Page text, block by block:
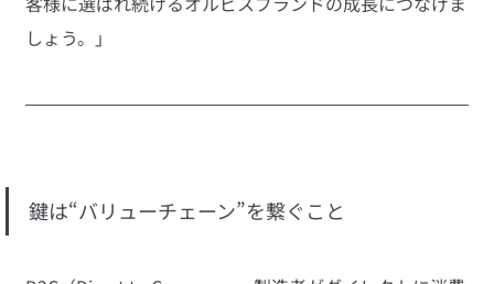
しょう。」
鍵は“バリューチェーン”を繋ぐこと